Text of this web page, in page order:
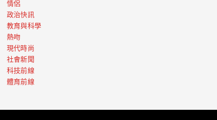
情侶
政治快訊
教育與科學
熱吻
現代時尚
社會新聞
科技前線
體育前線